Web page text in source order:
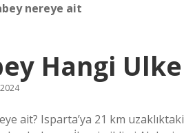
nereye ait
Hangi
ait? Isparta’ya 21 km